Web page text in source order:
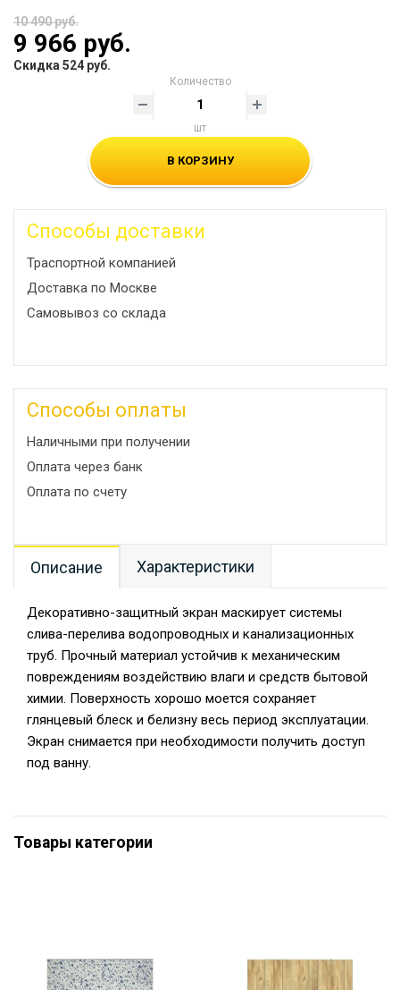
10 490 руб.
9 966 руб.
Скидка 524 руб.
Количество
шт
В КОРЗИНУ
Способы доставки
Траспортной компанией
Доставка по Москве
Самовывоз со склада
Способы оплаты
Наличными при получении
Оплата через банк
Оплата по счету
Описание Характеристики
Декоративно-защитный экран маскирует системы
слива-перелива водопроводных и канализационных
труб. Прочный материал устойчив к механическим
повреждениям воздействию влаги и средств бытовой
химии. Поверхность хорошо моется сохраняет
глянцевый блеск и белизну весь период эксплуатации.
Экран снимается при необходимости получить доступ
под ванну.
Товары категории